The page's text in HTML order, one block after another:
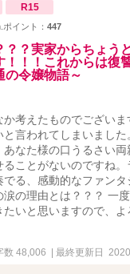
R15
ポイント： 447
？？実家からちょう
！！！これからは復
の令嬢物語～
考えたものでございま
言われてしまいました
あなた様の口うるさい
ることがないのですね
でる、感動的なファン
の理由とは？？？ 一
いと思いますので、よ
数 48,006 | 最終更新日